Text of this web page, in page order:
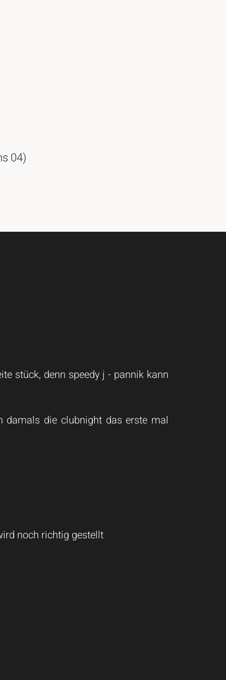
04)
stück, denn speedy j - pannik kann
die clubnight das erste mal
noch richtig gestellt